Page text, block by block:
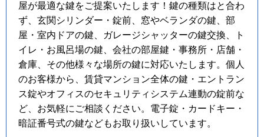
屋が最適な鍵をご提案いたします！鍵の種類はと合わ
ず、玄関シリンダー・錠前、窓やベランダの鍵、部
屋・室内ドアの鍵、ガレージシャッターの鍵交換、ト
イレ・お風呂場の鍵、会社の部屋鍵・事務所・店舗・
倉庫、その他様々な場所の鍵に対応いたします。個人
のお客様から、賃貸マンション全体の鍵・エントラン
ス錠やオフィスのセキュリティシステム連動の錠前な
ど、お気軽にご相談ください。電子錠・カードキー・
暗証番号式の鍵などもお取り扱いしています。